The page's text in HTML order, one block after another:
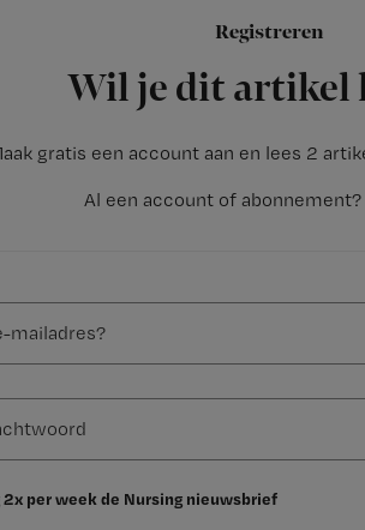
Registreren
Wil je dit artikel
gratis een account aan en lees 2
Al een account of abonnement?
2x per week de Nursing nieuwsbrief